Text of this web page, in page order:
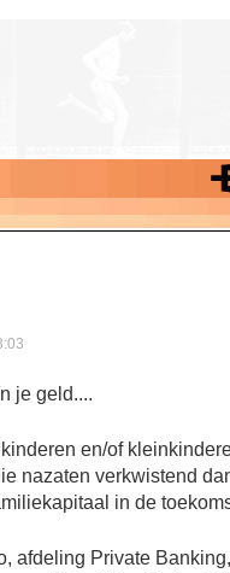
en/of
nazaten verkwistend
in de
afdeling Private